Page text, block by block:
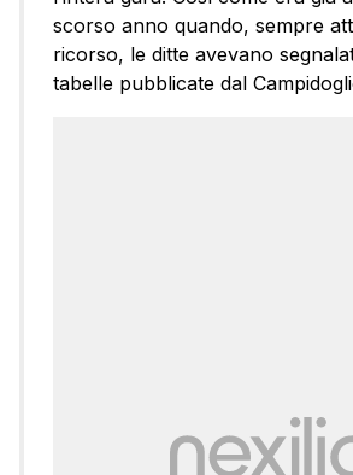
scorso anno quando, sempre
ricorso, le ditte avevano
tabelle pubblicate dal